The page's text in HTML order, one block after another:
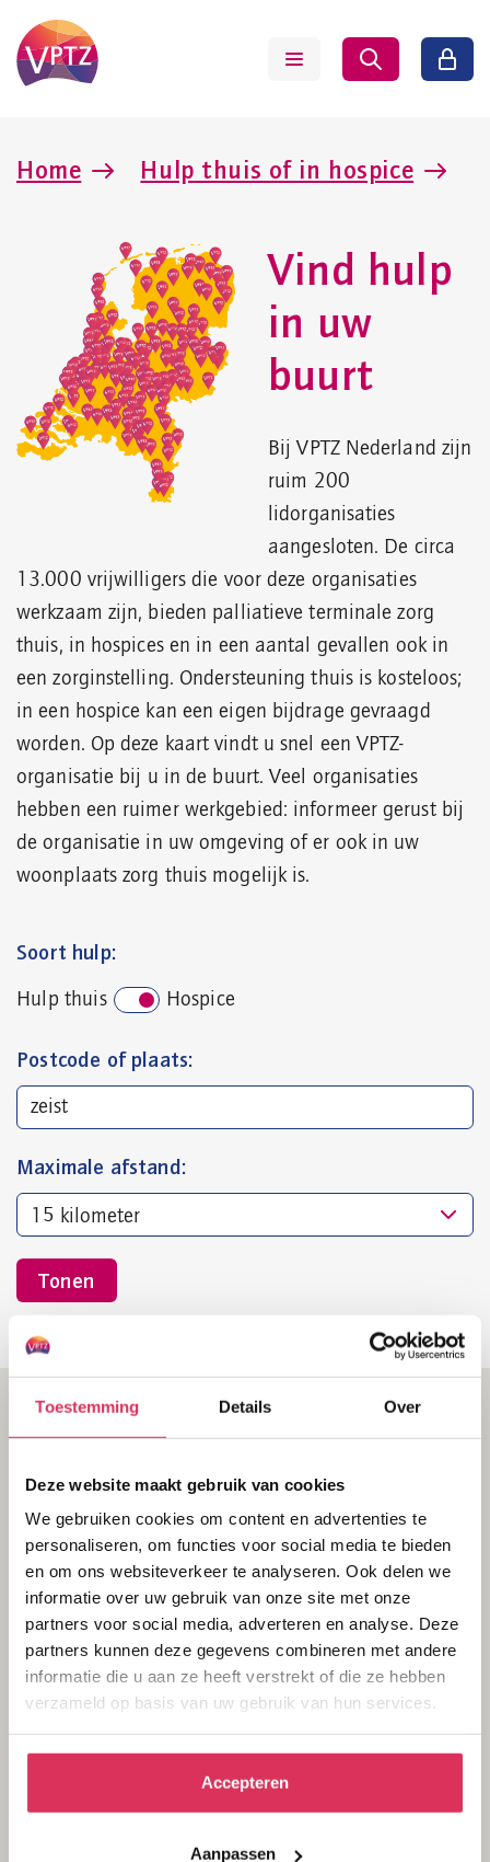
Toestemming Details Over
Deze website maakt gebruik van cookies
We gebruiken cookies om content en advertenties te
personaliseren, om functies voor social media te bieden
en om ons websiteverkeer te analyseren. Ook delen we
informatie over uw gebruik van onze site met onze
partners voor social media, adverteren en analyse. Deze
partners kunnen deze gegevens combineren met andere
informatie die u aan ze heeft verstrekt of die ze hebben
verzameld op basis van uw gebruik van hun services.
Accepteren
Aanpassen
Home Hulp thuis of in hospice
Vind hulp
in uw
buurt
Bij VPTZ Nederland zijn
ruim 200
lidorganisaties
aangesloten. De circa
13.000 vrijwilligers die voor deze organisaties
werkzaam zijn, bieden palliatieve terminale zorg
thuis, in hospices en in een aantal gevallen ook in
een zorginstelling. Ondersteuning thuis is kosteloos;
in een hospice kan een eigen bijdrage gevraagd
worden. Op deze kaart vindt u snel een VPTZ-
organisatie bij u in de buurt. Veel organisaties
hebben een ruimer werkgebied: informeer gerust bij
de organisatie in uw omgeving of er ook in uw
woonplaats zorg thuis mogelijk is.
Soort hulp:
Hulp thuis Hospice
Postcode of plaats:
Maximale afstand:
Tonen